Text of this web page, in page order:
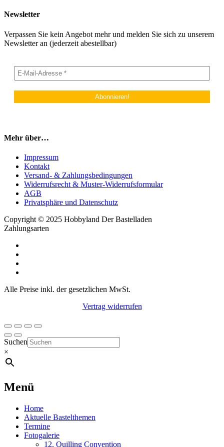
Newsletter
Verpassen Sie kein Angebot mehr und melden Sie sich zu unserem
Newsletter an (jederzeit abestellbar)
Mehr über…
Impressum
Kontakt
Versand- & Zahlungsbedingungen
Widerrufsrecht & Muster-Widerrufsformular
AGB
Privatsphäre und Datenschutz
Copyright © 2025 Hobbyland Der Bastelladen
Zahlungsarten
Alle Preise inkl. der gesetzlichen MwSt.
Vertrag widerrufen
Suchen
×
Menü
Home
Aktuelle Bastelthemen
Termine
Fotogalerie
12. Quilling Convention